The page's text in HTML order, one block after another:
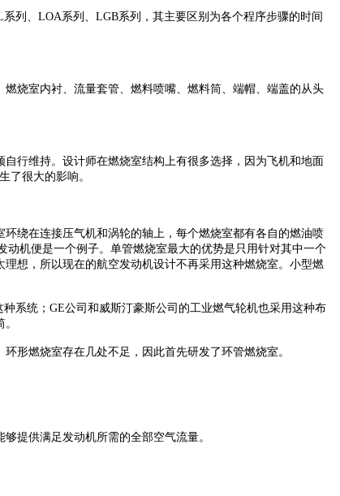
列、LOA系列、LGB系列，其主要区别为各个程序步骤的时间
烧室内衬、流量套管、燃料喷嘴、燃料筒、端帽、端盖的从头
行维持。设计师在燃烧室结构上有很多选择，因为飞机和地面
了很大的影响。
绕在连接压气机和涡轮的轴上，每个燃烧室都有各自的燃油喷
动机便是一个例子。单管燃烧室最大的优势是只用针对其中一个
想，所以现在的航空发动机设计不再采用这种燃烧室。小型燃
种系统；GE公司和威斯汀豪斯公司的工业燃气轮机也采用这种布
形燃烧室存在几处不足，因此首先研发了环管燃烧室。
提供满足发动机所需的全部空气流量。